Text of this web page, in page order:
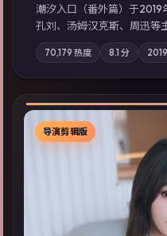
潮汐入口（番外篇）于2019
孔刘、汤姆·汉克斯、周迅
小镇的平静被一封匿名信彻
站内亦可通过「国产免费观
型高分佳作，畅享高清在线
70,179 热度 8.1 分
导演剪辑版